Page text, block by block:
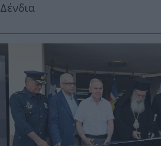
Δένδια